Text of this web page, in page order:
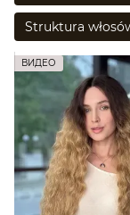
Struktura
ВИДЕО